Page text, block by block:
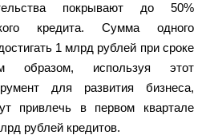
покрывают до 50%
кредита. Сумма одного
1 млрд рублей при сроке
используя этот
для развития бизнеса,
привлечь в первом квартале
рублей кредитов.